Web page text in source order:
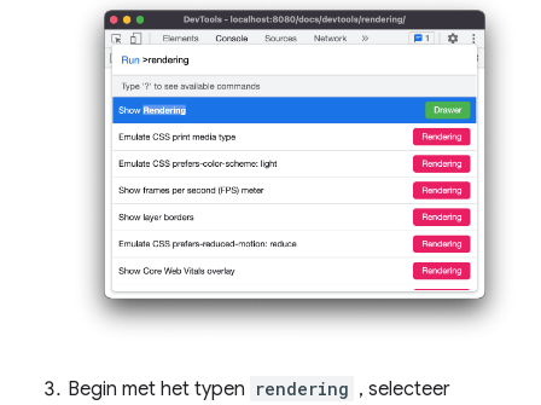
Begin met het typen rendering , selecteer